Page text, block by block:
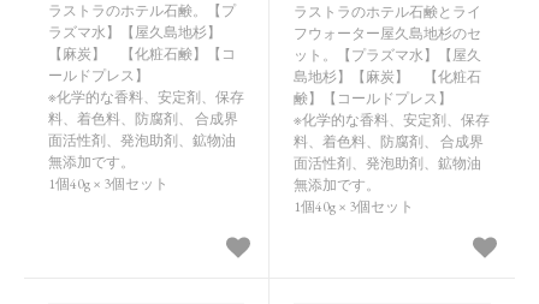
ラストラのホテル石鹸。【プ
ラズマ水】【屋久島地杉】
【麻炭】 【化粧石鹸】【コ
ールドプレス】
※化学的な香料、安定剤、保存
料、着色料、防腐剤、 合成界
面活性剤、発泡助剤、鉱物油
無添加です。
1個40g × 3個セット
ラストラのホテル石鹸とライ
フウォーター屋久島地杉のセ
ット。【プラズマ水】【屋久
島地杉】【麻炭】 【化粧石
鹸】【コールドプレス】
※化学的な香料、安定剤、保存
料、着色料、防腐剤、 合成界
面活性剤、発泡助剤、鉱物油
無添加です。
1個40g × 3個セット